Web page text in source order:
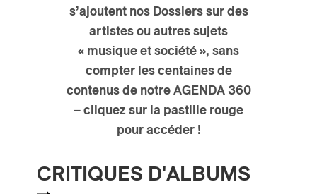
s’ajoutent nos Dossiers sur des
artistes ou autres sujets
« musique et société », sans
compter les centaines de
contenus de notre AGENDA 360
– cliquez sur la pastille rouge
pour accéder !
CRITIQUES D'ALBUMS